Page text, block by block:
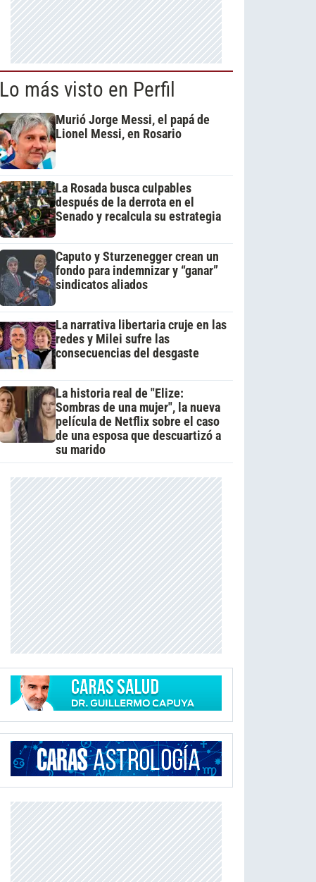
Lo más visto en Perfil
Murió Jorge Messi, el papá de
Lionel Messi, en Rosario
La Rosada busca culpables
después de la derrota en el
Senado y recalcula su estrategia
Caputo y Sturzenegger crean un
fondo para indemnizar y “ganar”
sindicatos aliados
La narrativa libertaria cruje en las
redes y Milei sufre las
consecuencias del desgaste
La historia real de "Elize:
Sombras de una mujer", la nueva
película de Netflix sobre el caso
de una esposa que descuartizó a
su marido